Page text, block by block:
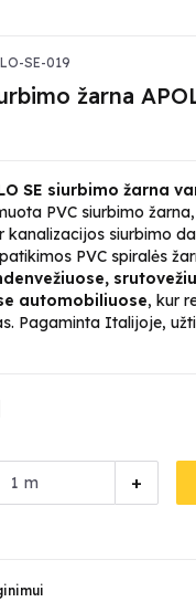
SE-019
žarna
SE siurbimo žarna
PVC siurbimo
kanalizacijos siurbimo
PVC spiralės
automobiliuose, kur
Pagaminta Italijoje,
+
m